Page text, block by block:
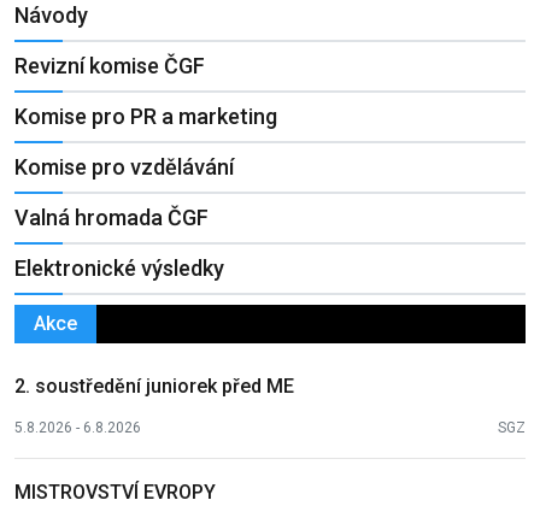
Návody
Revizní komise ČGF
Komise pro PR a marketing
Komise pro vzdělávání
Valná hromada ČGF
Elektronické výsledky
Akce
2. soustředění juniorek před ME
5.8.2026 - 6.8.2026 SGZ
MISTROVSTVÍ EVROPY